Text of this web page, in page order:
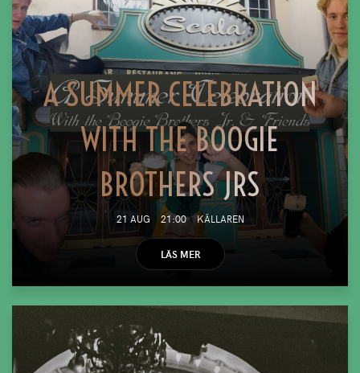
A SUMMER CELEBRATION
WITH THE BOOGIE
BROTHERS JRS
21 AUG 21:00 KÄLLAREN
LÄS MER